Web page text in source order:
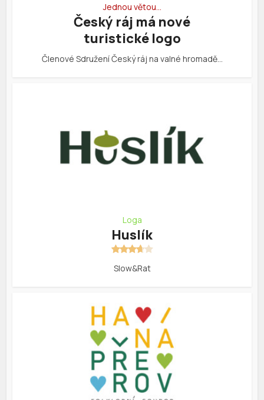
Jednou větou…
Český ráj má nové
turistické logo
Členové Sdružení Český ráj na valné hromadě…
Loga
Huslík
Slow&Rat